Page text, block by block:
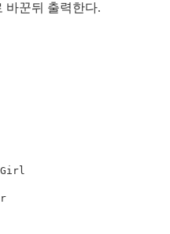
바꾼뒤 출력한다.
Girl